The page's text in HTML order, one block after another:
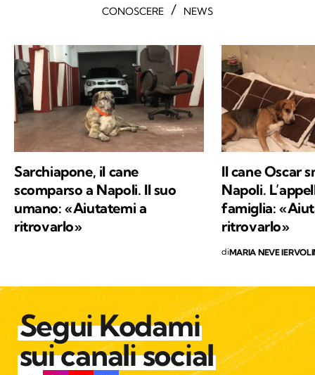
CONOSCERE / NEWS
Sarchiapone, il cane
scomparso a Napoli. Il suo
umano: «Aiutatemi a
ritrovarlo»
Il cane Oscar
Napoli.
famiglia:
ritrovarlo»
diMARIA NEVE
Segui Kodami
sui canali social